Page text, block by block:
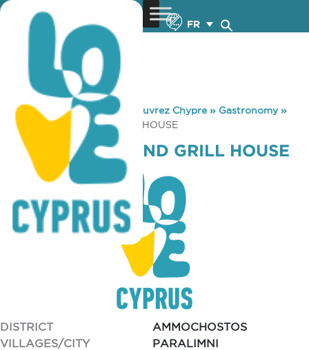
FR
You are here: Home »Découvrez Chypre» Gastronomy»
YIASEMI MEZE AND GRILL HOUSE
YIASEMI MEZE AND GRILL HOUSE
DISTRICT
AMMOCHOSTOS
VILLAGES/CITY
PARALIMNI